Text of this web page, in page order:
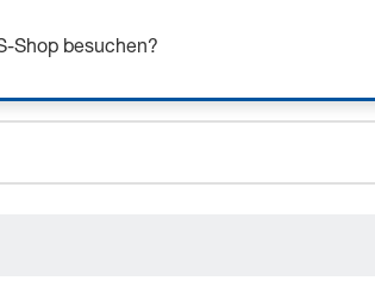
7% Rabatt - hier klicken um mehr zu
Shop besuchen?